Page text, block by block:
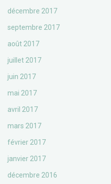
décembre 2017
septembre 2017
août 2017
juillet 2017
juin 2017
mai 2017
avril 2017
mars 2017
février 2017
janvier 2017
décembre 2016